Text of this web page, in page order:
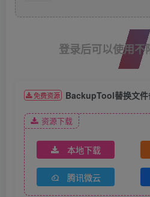
登录后可以使用不
免费资源 BackupTool替换文件
资源下载
本地下载
腾讯微云